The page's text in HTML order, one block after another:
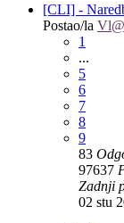
[CLI] -
Postao/la
1
...
5
6
7
8
9
83
97637
Zadnji
02 stu